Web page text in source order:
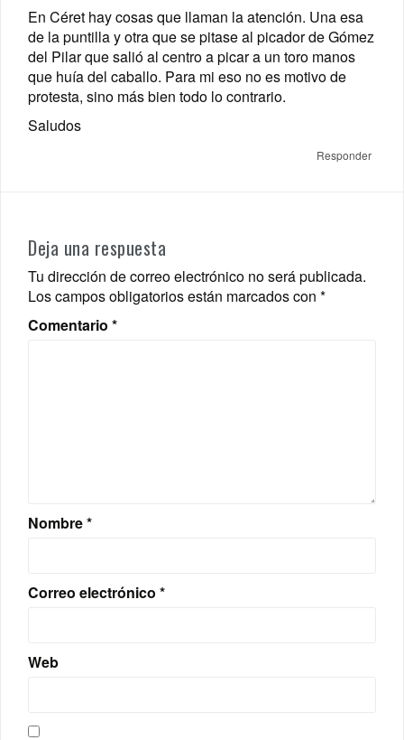
En Céret hay cosas que llaman la atención. Una esa
de la puntilla y otra que se pitase al picador de Gómez
del Pilar que salió al centro a picar a un toro manos
que huía del caballo. Para mi eso no es motivo de
protesta, sino más bien todo lo contrario.
Saludos
Responder
Deja una respuesta
Tu dirección de correo electrónico no será publicada.
Los campos obligatorios están marcados con *
Comentario *
Nombre*
Correo electrónico *
Web